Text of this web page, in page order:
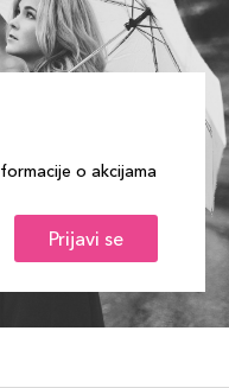
o akcijama
Prijavi se